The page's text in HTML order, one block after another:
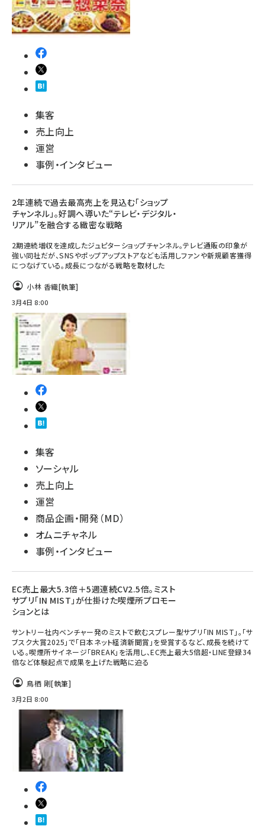
集客
売上向上
運営
事例・インタビュー
2年連続で過去最高売上を見込む「ショップ
チャンネル」。好調へ導いた“テレビ・デジタル・
リアル”を融合する緻密な戦略
2期連続増収を達成したジュピターショップチャンネル。テレビ通販の印象が
強い同社だが、SNSやポップアップストアなども活用しファンや新規顧客獲得
につなげている。成長につながる戦略を取材した
小林 香織[執筆]
3月4日 8:00
集客
ソーシャル
売上向上
運営
商品企画・開発（MD）
オムニチャネル
事例・インタビュー
EC売上最大5.3倍＋5週連続CV2.5倍。ミスト
サプリ「IN MIST」が仕掛けた喫煙所プロモー
ションとは
サントリー社内ベンチャー発のミストで飲むスプレー型サプリ「IN MIST」。「サ
ブスク大賞2025」で「日本ネット経済新聞賞」を受賞するなど、成長を続けて
いる。喫煙所サイネージ「BREAK」を活用し、EC売上最大5倍超・LINE登録34
倍など体験起点で成果を上げた戦略に迫る
鳥栖 剛[執筆]
3月2日 8:00